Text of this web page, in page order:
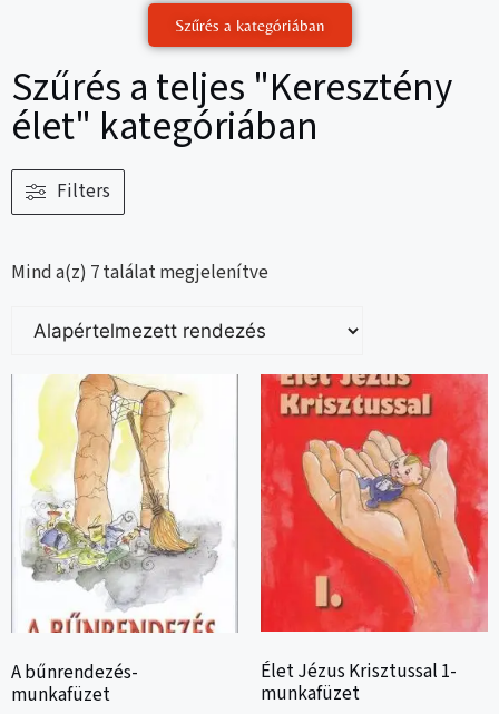
Szűrés a kategóriában
Szűrés a teljes "Keresztény
élet" kategóriában
Filters
Mind a(z) 7 találat megjelenítve
A bűnrendezés-
munkafüzet
Élet Jézus Krisztussal 1-
munkafüzet